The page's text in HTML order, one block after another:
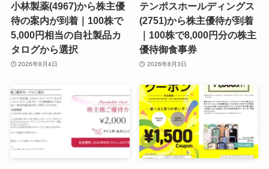
小林製薬(4967)から株主優
待の案内が到着｜100株で
5,000円相当の自社製品カ
タログから選択
2026年8月4日
テンポスホールディングス
(2751)から株主優待が到着
｜100株で8,000円分の株主
優待御食事券
2026年8月3日